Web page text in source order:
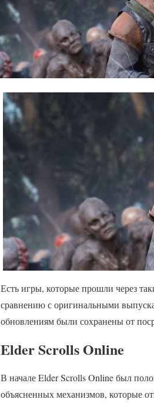
Есть игры, которые прошли через
сравнению с оригинальными
обновлениям были сохранены от
Elder Scrolls Online
В начале Elder Scrolls Online был
объясненных механизмов, которые